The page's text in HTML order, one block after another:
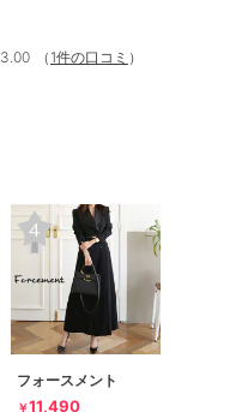
3.00
（ 1件の口コミ ）
フォースメント
￥11,490